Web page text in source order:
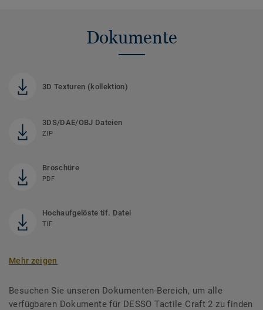
Dokumente
3D Texturen (kollektion)
3DS/DAE/OBJ Dateien
ZIP
Broschüre
PDF
Hochaufgelöste tif. Datei
TIF
Mehr zeigen
Besuchen Sie unseren Dokumenten-Bereich, um alle
verfügbaren Dokumente für DESSO Tactile Craft 2 zu finden